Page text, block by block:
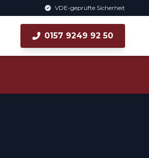
VDE-geprüfte Sicherheit
0157 9249 92 50